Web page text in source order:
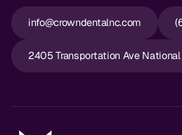
info@crowndentalnc.com
2405 Transportation Ave